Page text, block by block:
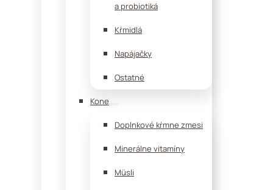
a probiotiká
Kŕmidlá
Napájačky
Ostatné
Kone
Doplnkové kŕmne zmesi
Minerálne vitamíny
Müsli